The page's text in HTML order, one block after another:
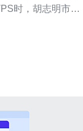
时，胡志明市的